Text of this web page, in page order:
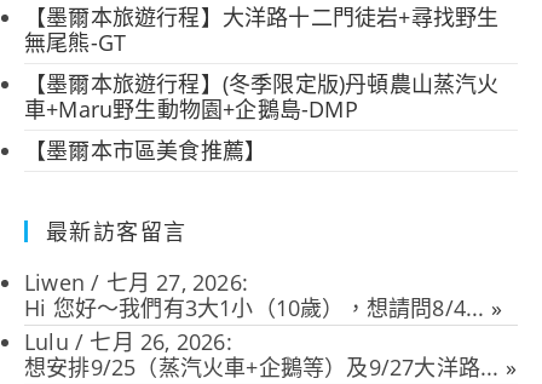
【墨爾本旅遊行程】大洋路十二門徒岩+尋找野生
無尾熊-GT
【墨爾本旅遊行程】(冬季限定版)丹頓農山蒸汽火
車+Maru野生動物園+企鵝島-DMP
【墨爾本市區美食推薦】
最新訪客留言
Liwen / 七月 27, 2026:
Hi 您好～我們有3大1小（10歲），想請問8/4... »
Lulu / 七月 26, 2026:
想安排9/25（蒸汽火車+企鵝等）及9/27大洋路... »